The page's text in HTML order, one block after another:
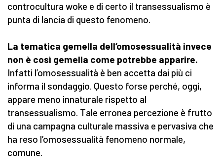
controcultura woke e di certo il transessualismo è
punta di lancia di questo fenomeno.
La tematica gemella dell’omosessualità invece
non è così gemella come potrebbe apparire.
Infatti l’omosessualità è ben accetta dai più ci
informa il sondaggio. Questo forse perché, oggi,
appare meno innaturale rispetto al
transessualismo. Tale erronea percezione è frutto
di una campagna culturale massiva e pervasiva che
ha reso l’omosessualità fenomeno normale,
comune.